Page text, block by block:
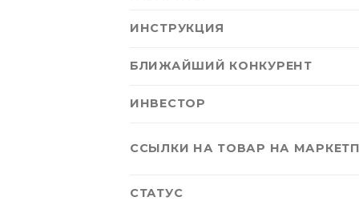
ИНСТРУКЦИЯ
БЛИЖАЙШИЙ КОНКУРЕНТ
ИНВЕСТОР
ССЫЛКИ НА ТОВАР НА
СТАТУС